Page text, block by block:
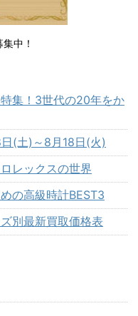
中！
集！3世代の20年をか
(土)～8月18日(火)
レックスの世界
の高級時計BEST3
別最新買取価格表